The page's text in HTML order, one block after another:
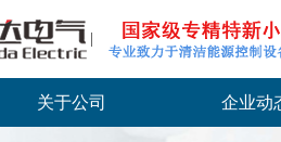
关于公司 企业动